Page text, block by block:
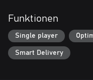
Funktionen
Single player
Smart Delivery